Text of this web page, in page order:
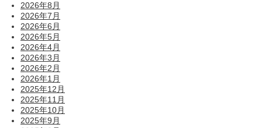
2026年8月
2026年7月
2026年6月
2026年5月
2026年4月
2026年3月
2026年2月
2026年1月
2025年12月
2025年11月
2025年10月
2025年9月